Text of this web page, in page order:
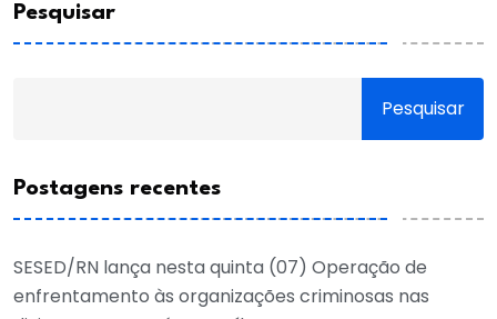
Pesquisar
Pesquisar
Postagens recentes
SESED/RN lança nesta quinta (07) Operação de
enfrentamento às organizações criminosas nas